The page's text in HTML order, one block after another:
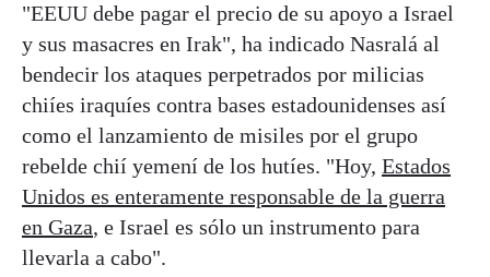
"EEUU debe pagar el precio de su apoyo a Israel
y sus masacres en Irak", ha indicado Nasralá al
bendecir los ataques perpetrados por milicias
chiíes iraquíes contra bases estadounidenses así
como el lanzamiento de misiles por el grupo
rebelde chií yemení de los hutíes. "Hoy, Estados
Unidos es enteramente responsable de la guerra
en Gaza, e Israel es sólo un instrumento para
llevarla a cabo".